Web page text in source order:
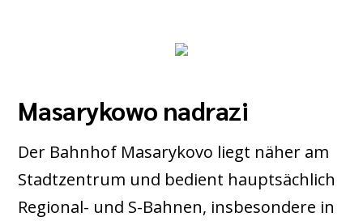
Masarykowo nadrazi
Der Bahnhof Masarykovo liegt näher am
Stadtzentrum und bedient hauptsächlich
Regional- und S-Bahnen, insbesondere in